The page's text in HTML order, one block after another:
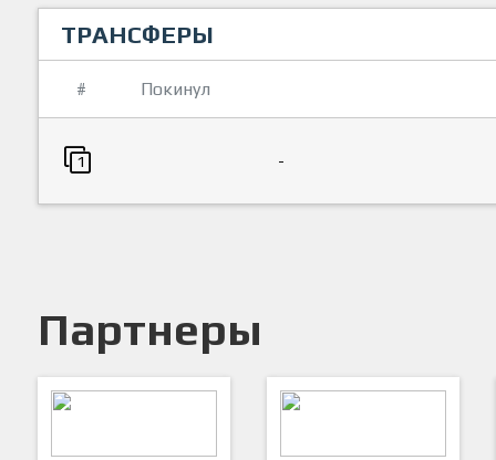
ТРАНСФЕРЫ
# Покинул
1 -
Партнеры